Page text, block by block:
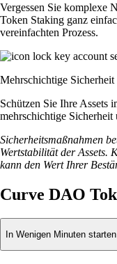
Vergessen Sie komplexe
Token Staking ganz
vereinfachten Prozess.
Mehrschichtige Sicherheit
Schützen Sie Ihre Assets
mehrschichtige Sicherheit
Sicherheitsmaßnahmen
Wertstabilität der Assets.
kann den Wert Ihrer
Curve DAO
In Wenigen Minuten starten